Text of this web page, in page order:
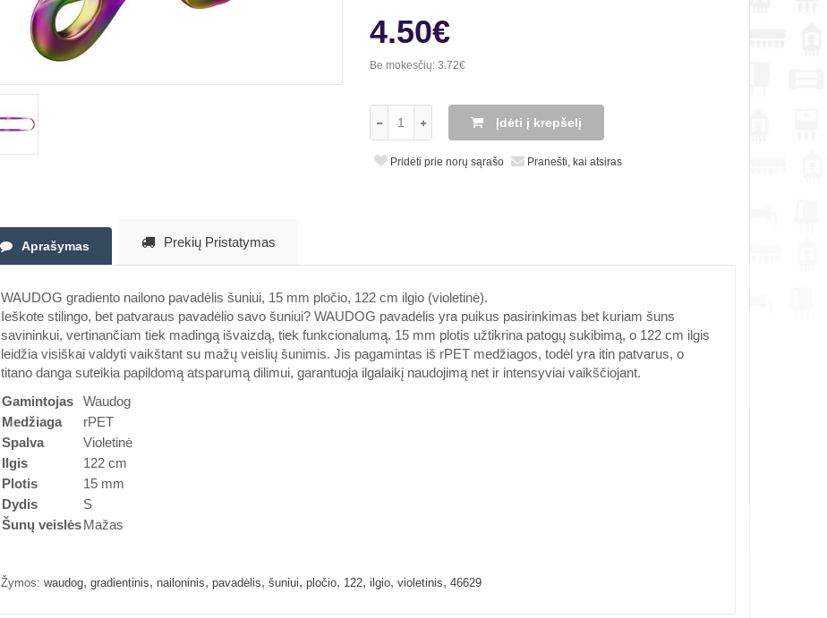
4.50€
Be mokesčių:3.72€
Įdėti į krepšelį
Pridėti prie norų sąrašo Pranešti, kai atsiras
Aprašymas Prekių Pristatymas
WAUDOG gradiento nailono pavadėlis šuniui, 15 mm pločio, 122 cm ilgio (violetinė).
Ieškote stilingo, bet patvaraus pavadėlio savo šuniui? WAUDOG pavadėlis yra puikus pasirinkimas bet kuriam šuns
savininkui, vertinančiam tiek madingą išvaizdą, tiek funkcionalumą. 15 mm plotis užtikrina patogų sukibimą, o 122 cm ilgis
leidžia visiškai valdyti vaikštant su mažų veislių šunimis. Jis pagamintas iš rPET medžiagos, todėl yra itin patvarus, o
titano danga suteikia papildomą atsparumą dilimui, garantuoja ilgalaikį naudojimą net ir intensyviai vaikščiojant.
Gamintojas
Waudog
Medžiaga
rPET
Spalva
Violetinė
Ilgis
122 cm
Plotis
15 mm
Dydis
S
Šunų veislės Mažas
Žymos: waudog, gradientinis, nailoninis, pavadėlis, šuniui, pločio, 122, ilgio, violetinis, 46629